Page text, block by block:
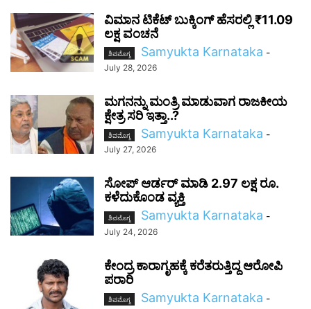
ವಿಮಾನ ಟಿಕೆಟ್ ಬುಕ್ಕಿಂಗ್ ಹೆಸರಲ್ಲಿ ₹11.09
ಲಕ್ಷ ವಂಚನೆ
ಶಿವಮೊಗ್ಗ Samyukta Karnataka -
July 28, 2026
ಮಗನನ್ನು ಮಂತ್ರಿ ಮಾಡುವಾಗ ರಾಜಕೀಯ
ಕ್ಷೇತ್ರ ಸರಿ ಇತ್ತಾ..?
ಶಿವಮೊಗ್ಗ Samyukta Karnataka -
July 27, 2026
ಸೋಪ್‌ ಆರ್ಡರ್‌ ಮಾಡಿ 2.97 ಲಕ್ಷ ರೂ.
ಕಳೆದುಕೊಂಡ ವ್ಯಕ್ತಿ
ಶಿವಮೊಗ್ಗ Samyukta Karnataka -
July 24, 2026
ಕೇಂದ್ರ ಕಾರಾಗೃಹಕ್ಕೆ ಕರೆತರುತ್ತಿದ್ದ ಆರೋಪಿ
ಪರಾರಿ
ಶಿವಮೊಗ್ಗ Samyukta Karnataka -